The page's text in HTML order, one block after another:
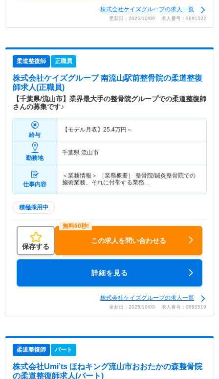
株式会社ケイズグループの求人一覧
更新日：2025/10/09 求人番号：9691522
柔道整復師 正職員
株式会社ケイズグループ 南流山駅前整骨院の柔道整復
師求人(正職員)
【千葉県/流山市】業界最大手の整骨院グループでの柔道整復師
さんの募集です♪
給与
【モデル月収】 25.4万円～
勤務地
千葉県 流山市
仕事内容
＜業務情報＞ ［業務概要］ 整骨院/鍼灸整骨院での
施術業務、それに付帯する業務…
積極採用中
保存する
この求人を問い合わせる
詳細を見る
株式会社ケイズグループの求人一覧
更新日：2025/10/09 求人番号：9691519
柔道整復師 パート
株式会社Umi’ts ほねキング流山市おおたかの森整骨院
の柔道整復師求人(パート)